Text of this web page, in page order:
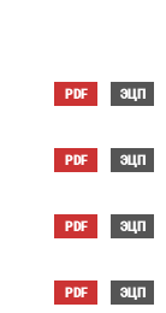
PDF ЭЦП
PDF ЭЦП
PDF ЭЦП
PDF ЭЦП